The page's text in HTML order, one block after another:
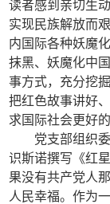
读者感到亲切生
实现民族解放而
内国际各种妖魔
抹黑、妖魔化中
事方式，充分挖
把红色故事讲好
求国际社会更好
党支部组织
识斯诺撰写《红
果没有共产党人
人民幸福。作为